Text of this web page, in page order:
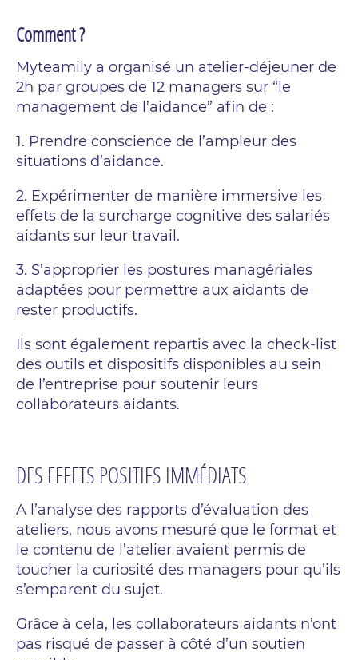
Comment ?
Myteamily a organisé un atelier-déjeuner de
2h par groupes de 12 managers sur “le
management de l’aidance” afin de :
1. Prendre conscience de l’ampleur des
situations d’aidance.
2. Expérimenter de manière immersive les
effets de la surcharge cognitive des salariés
aidants sur leur travail.
3. S’approprier les postures managériales
adaptées pour permettre aux aidants de
rester productifs.
Ils sont également repartis avec la check-list
des outils et dispositifs disponibles au sein
de l’entreprise pour soutenir leurs
collaborateurs aidants.
DES EFFETS POSITIFS IMMÉDIATS
A l’analyse des rapports d’évaluation des
ateliers, nous avons mesuré que le format et
le contenu de l’atelier avaient permis de
toucher la curiosité des managers pour qu’ils
s’emparent du sujet.
Grâce à cela, les collaborateurs aidants n’ont
pas risqué de passer à côté d’un soutien